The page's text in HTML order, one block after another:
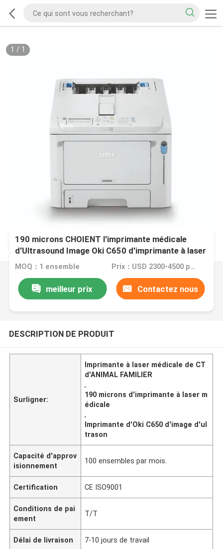
1 / 1
190 microns CHOIENT l'imprimante médicale
d'Ultrasound Image Oki C650 d'imprimante à laser
de CT
MOQ：1 ensemble Prix：USD 2300-4500 per set
meilleur prix Contactez nous
DESCRIPTION DE PRODUIT
Surligner:
Imprimante à laser médicale de CT
d'ANIMAL FAMILIER
,
190 microns d'imprimante à laser m
édicale
,
Imprimante d'Oki C650 d'image d'ul
trason
Capacité d'approv
isionnement
100 ensembles par mois.
Certification CE ISO9001
Conditions de pai
ement
T/T
Délai de livraison 7-10 jours de travail